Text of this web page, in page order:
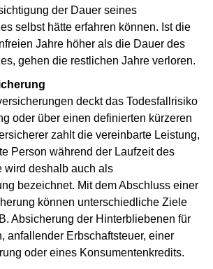
der Dauer seines
selbst hätte erfahren können. Ist die
Jahre höher als die Dauer des
gehen die restlichen Jahre verloren.
deckt das Todesfallrisiko
oder über einen definierten kürzeren
zahlt die vereinbarte Leistung,
Person während der Laufzeit des
wird deshalb auch als
bezeichnet. Mit dem Abschluss einer
können unterschiedliche Ziele
Absicherung der Hinterbliebenen für
anfallender Erbschaftsteuer, einer
oder eines Konsumentenkredits.